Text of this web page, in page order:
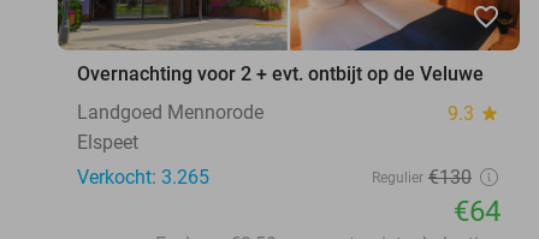
favorite_border
Overnachting voor 2 + evt. ontbijt op de Veluwe
Landgoed Mennorode
9.3 star
Elspeet
Verkocht: 3.265
Regulier €130
€64